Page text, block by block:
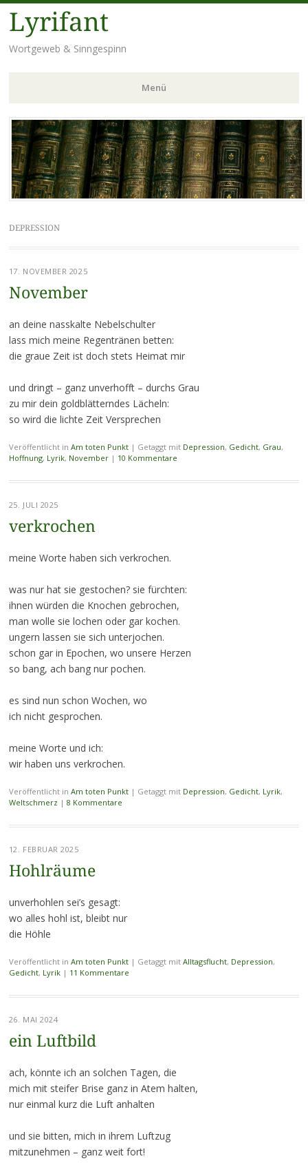
Lyrifant
Wortgeweb & Sinngespinn
Menü
Zum
Inhalt
springen
DEPRESSION
17. NOVEMBER 2025
November
an deine nasskalte Nebelschulter
lass mich meine Regentränen betten:
die graue Zeit ist doch stets Heimat mir
und dringt – ganz unverhofft – durchs Grau
zu mir dein goldblätterndes Lächeln:
so wird die lichte Zeit Versprechen
Veröffentlicht in Am toten Punkt | Getaggt mit Depression, Gedicht, Grau,
Hoffnung, Lyrik, November | 10 Kommentare
25. JULI 2025
verkrochen
meine Worte haben sich verkrochen.
was nur hat sie gestochen? sie fürchten:
ihnen würden die Knochen gebrochen,
man wolle sie lochen oder gar kochen.
ungern lassen sie sich unterjochen.
schon gar in Epochen, wo unsere Herzen
so bang, ach bang nur pochen.
es sind nun schon Wochen, wo
ich nicht gesprochen.
meine Worte und ich:
wir haben uns verkrochen.
Veröffentlicht in Am toten Punkt | Getaggt mit Depression, Gedicht, Lyrik,
Weltschmerz | 8 Kommentare
12. FEBRUAR 2025
Hohlräume
unverhohlen sei’s gesagt:
wo alles hohl ist, bleibt nur
die Höhle
Veröffentlicht in Am toten Punkt | Getaggt mit Alltagsflucht, Depression,
Gedicht, Lyrik | 11 Kommentare
26. MAI 2024
ein Luftbild
ach, könnte ich an solchen Tagen, die
mich mit steifer Brise ganz in Atem halten,
nur einmal kurz die Luft anhalten
und sie bitten, mich in ihrem Luftzug
mitzunehmen – ganz weit fort!